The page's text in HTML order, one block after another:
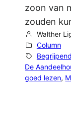
zoon van
zouden
Walther
Column
De
goed lezen,